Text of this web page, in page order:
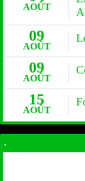
AOÛT
09
AOÛT
09
AOÛT
15
AOÛT
.